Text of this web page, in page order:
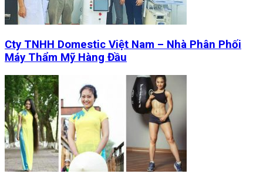
Cty TNHH Domestic Việt Nam – Nhà Phân Phối
Máy Thẩm Mỹ Hàng Đầu